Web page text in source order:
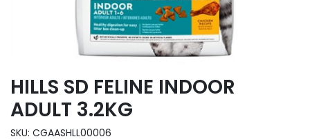
HILLS SD FELINE INDOOR
ADULT 3.2KG
SKU: CGAASHLL00006